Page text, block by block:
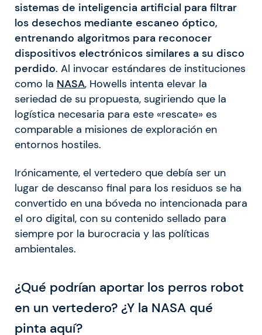
sistemas de inteligencia artificial para filtrar
los desechos mediante escaneo óptico,
entrenando algoritmos para reconocer
dispositivos electrónicos similares a su disco
perdido. Al invocar estándares de instituciones
como la NASA, Howells intenta elevar la
seriedad de su propuesta, sugiriendo que la
logística necesaria para este «rescate» es
comparable a misiones de exploración en
entornos hostiles.
Irónicamente, el vertedero que debía ser un
lugar de descanso final para los residuos se ha
convertido en una bóveda no intencionada para
el oro digital, con su contenido sellado para
siempre por la burocracia y las políticas
ambientales.
¿Qué podrían aportar los perros robot
en un vertedero? ¿Y la NASA qué
pinta aquí?